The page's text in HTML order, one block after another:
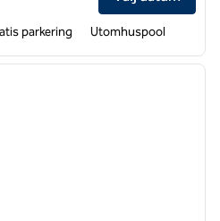
parkering Utomhuspool
nästa